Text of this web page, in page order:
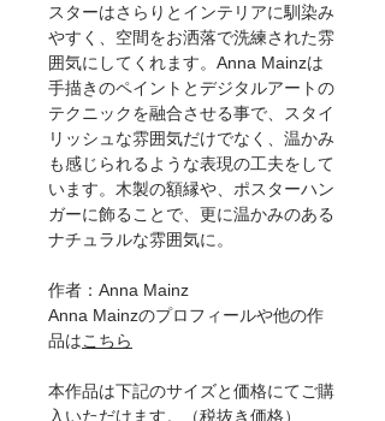
スターはさらりとインテリアに馴染み
やすく、空間をお洒落で洗練された雰
囲気にしてくれます。Anna Mainzは
手描きのペイントとデジタルアートの
テクニックを融合させる事で、スタイ
リッシュな雰囲気だけでなく、温かみ
も感じられるような表現の工夫をして
います。木製の額縁や、ポスターハン
ガーに飾ることで、更に温かみのある
ナチュラルな雰囲気に。
作者：Anna Mainz
Anna Mainzのプロフィールや他の作
品はこちら
本作品は下記のサイズと価格にてご購
入いただけます。（税抜き価格）